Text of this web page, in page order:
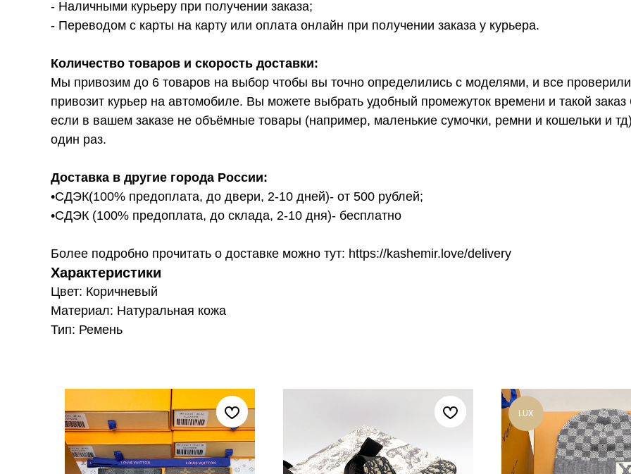
- Наличными курьеру при получении заказа;
- Переводом с карты на карту или оплата онлайн при получении заказа у курьера.
Количество товаров и скорость доставки:
Мы привозим до 6 товаров на выбор чтобы вы точно определились с моделями, и все
привозит курьер на автомобиле. Вы можете выбрать удобный промежуток времени и такой
если в вашем заказе не объёмные товары (например, маленькие сумочки, ремни и кошельки и
один раз.
Доставка в другие города России:
•СДЭК(100% предоплата, до двери, 2-10 дней)- от 500 рублей;
•СДЭК (100% предоплата, до склада, 2-10 дня)- бесплатно
Более подробно прочитать о доставке можно тут: https://kashemir.love/delivery
Характеристики
Цвет: Коричневый
Материал: Натуральная кожа
Тип: Ремень
LUX